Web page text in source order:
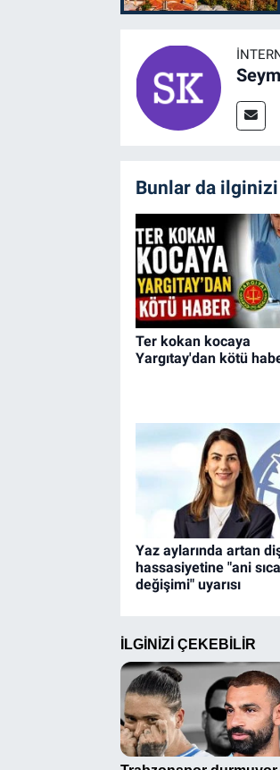
Bunlar da
Ter kokan kocaya
Yargıtay'dan kötü
Yaz aylarında artan
hassasiyetine "ani
değişimi" uyarısı